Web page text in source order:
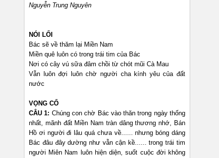
Nguyễn Trung Nguyên
NÓI LỐI
Bác sẽ về thăm lại Miền Nam
Miền quê luôn có trong trái tim của Bác
Nơi có cây vú sữa đâm chồi từ chót mũi Cà Mau
Vẫn luôn đợi luôn chờ người cha kính yêu của đất
nước
VỌNG CỔ
CÂU 1: Chúng con chờ Bác vào thăn trong ngày thống
nhất, mãnh đất Miền Nam tràn dâng thương nhớ, Bán
Hồ ơi người đi lâu quá chưa về...... nhưng bóng dáng
Bác đâu đây dường như vẫn cận kề...... trong trái tim
người Miên Nam luôn hiện diện, suốt cuộc đời không